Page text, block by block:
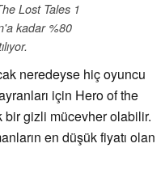
Lost Tales 1
kadar %80
neredeyse hiç oyuncu
için Hero of the
bir gizli mücevher olabilir.
en düşük fiyatı olan